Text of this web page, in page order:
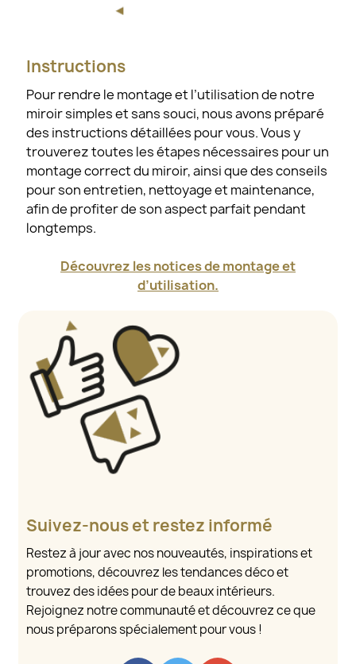
Instructions
Pour rendre le montage et l’utilisation de notre
miroir simples et sans souci, nous avons préparé
des instructions détaillées pour vous. Vous y
trouverez toutes les étapes nécessaires pour un
montage correct du miroir, ainsi que des conseils
pour son entretien, nettoyage et maintenance,
afin de profiter de son aspect parfait pendant
longtemps.
Découvrez les notices de montage et
d’utilisation.
Suivez-nous et restez informé
Restez à jour avec nos nouveautés, inspirations et
promotions, découvrez les tendances déco et
trouvez des idées pour de beaux intérieurs.
Rejoignez notre communauté et découvrez ce que
nous préparons spécialement pour vous !